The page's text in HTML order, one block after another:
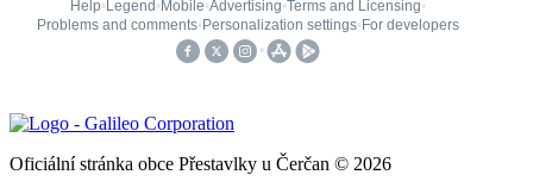
Oficiální stránka obce Přestavlky u Čerčan © 2026